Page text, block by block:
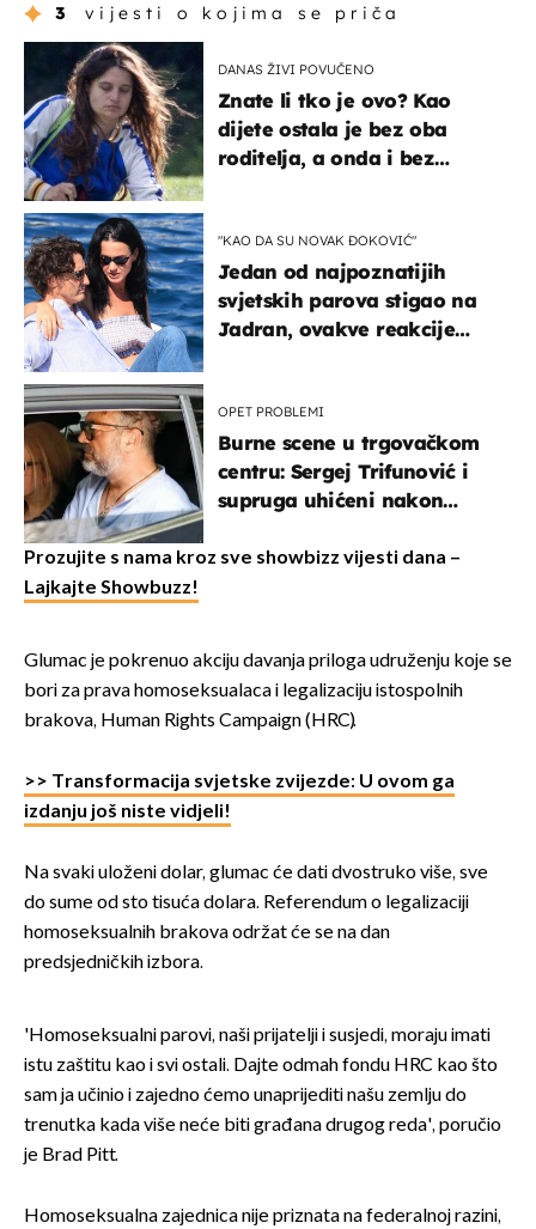
3 vijesti o kojima se priča
DANAS ŽIVI POVUČENO
Znate li tko je ovo? Kao
dijete ostala je bez oba
roditelja, a onda i bez
"KAO DA SU NOVAK ĐOKOVIĆ"
Jedan od najpoznatijih
svjetskih parova stigao na
Jadran, ovakve reakcije
OPET PROBLEMI
Burne scene u trgovačkom
centru: Sergej Trifunović i
supruga uhićeni nakon
Prozujite s nama kroz sve showbizz vijesti dana –
Lajkajte Showbuzz!
Glumac je pokrenuo akciju davanja priloga udruženju koje se
bori za prava homoseksualaca i legalizaciju istospolnih
brakova, Human Rights Campaign (HRC).
>> Transformacija svjetske zvijezde: U ovom ga
izdanju još niste vidjeli!
Na svaki uloženi dolar, glumac će dati dvostruko više, sve
do sume od sto tisuća dolara. Referendum o legalizaciji
homoseksualnih brakova održat će se na dan
predsjedničkih izbora.
'Homoseksualni parovi, naši prijatelji i susjedi, moraju imati
istu zaštitu kao i svi ostali. Dajte odmah fondu HRC kao što
sam ja učinio i zajedno ćemo unaprijediti našu zemlju do
trenutka kada više neće biti građana drugog reda', poručio
je Brad Pitt.
Homoseksualna zajednica nije priznata na federalnoj razini,